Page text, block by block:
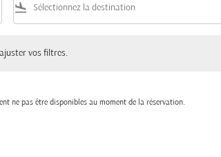
flight_land
vos filtres.
ne pas être disponibles au moment de la réservation.